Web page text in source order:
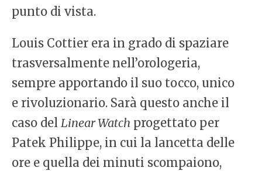
punto di vista.
Louis Cottier era in grado di spaziare
trasversalmente nell’orologeria,
sempre apportando il suo tocco, unico
e rivoluzionario. Sarà questo anche il
caso del Linear Watch progettato per
Patek Philippe, in cui la lancetta delle
ore e quella dei minuti scompaiono,